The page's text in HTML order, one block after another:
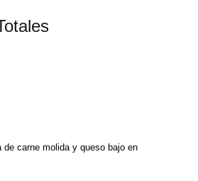
de carne molida y queso bajo en